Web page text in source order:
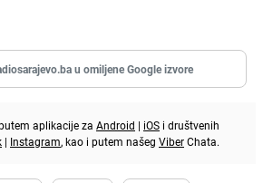
u omiljene Google izvore
aplikacije za Android | iOS i društvenih
| Instagram, kao i putem našeg ViberChata.